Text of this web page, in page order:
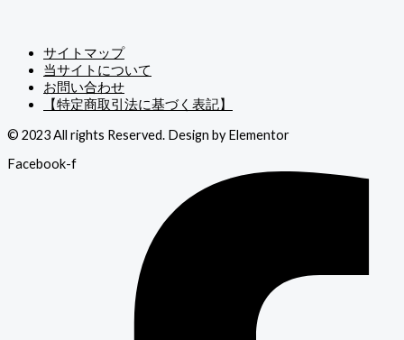
サイトマップ
当サイトについて
お問い合わせ
【特定商取引法に基づく表記】
© 2023 All rights Reserved. Design by Elementor
Facebook-f